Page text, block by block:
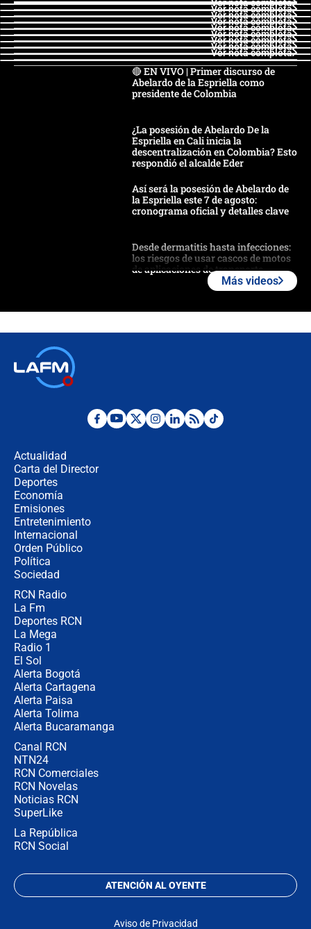
Ver nota completa
Ver nota completa
Ver nota completa
Ver nota completa
Ver nota completa
Ver nota completa
Ver nota completa
Ver nota completa
Ver nota completa
🔴 EN VIVO | Primer discurso de
Abelardo de la Espriella como
presidente de Colombia
¿La posesión de Abelardo De la
Espriella en Cali inicia la
descentralización en Colombia? Esto
respondió el alcalde Eder
Así será la posesión de Abelardo de
la Espriella este 7 de agosto:
cronograma oficial y detalles clave
Desde dermatitis hasta infecciones:
los riesgos de usar cascos de motos
de aplicaciones de transporte
Posesión de Abelardo De La Espriella
Más videos
Actualidad
Carta del Director
Deportes
Economía
Emisiones
Entretenimiento
Internacional
Orden Público
Política
Sociedad
RCN Radio
La Fm
Deportes RCN
La Mega
Radio 1
El Sol
Alerta Bogotá
Alerta Cartagena
Alerta Paisa
Alerta Tolima
Alerta Bucaramanga
Canal RCN
NTN24
RCN Comerciales
RCN Novelas
Noticias RCN
SuperLike
La República
RCN Social
ATENCIÓN AL OYENTE
Aviso de Privacidad